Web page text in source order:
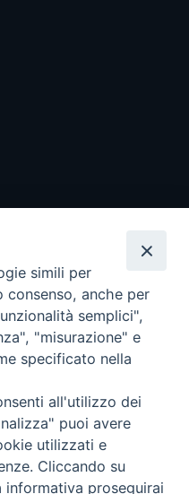
i diritti riservati - Vita
Torna
simili per
anche per
semplici",
"misurazione" e
specificato nella
all'utilizzo dei
puoi avere
utilizzati e
Cliccando su
proseguirai